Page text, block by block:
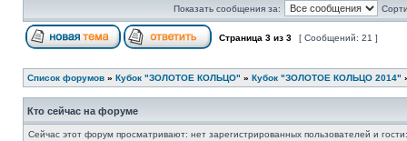
Показать сообщения за:
Страница 3 из 3 [ Сообщений: 21 ]
Список форумов » Кубок "ЗОЛОТОЕ КОЛЬЦО" » Кубок "ЗОЛОТОЕ КОЛЬЦО 2014"
Кто сейчас на форуме
Сейчас этот форум просматривают: нет зарегистрированных пользователей и